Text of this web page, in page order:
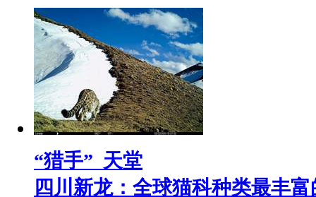
“猎手” 天堂
四川新龙：全球猫科种类最丰